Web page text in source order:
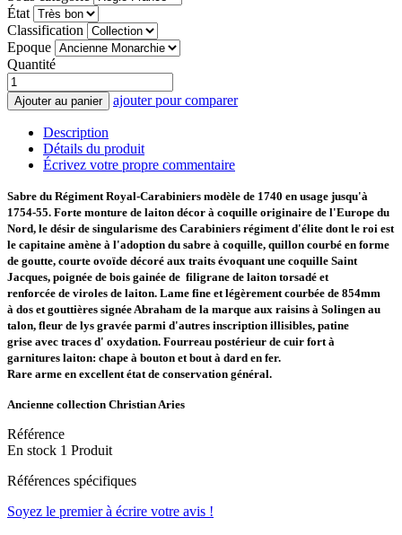
État
Classification
Epoque
Quantité
Ajouter au panier ajouter pour comparer
Description
Détails du produit
Écrivez votre propre commentaire
Sabre du Régiment Royal-Carabiniers modèle de 1740 en usage jusqu'à
1754-55. Forte monture de laiton décor à coquille originaire de l'Europe du
Nord, le désir de singularisme des Carabiniers régiment d'élite dont le roi est
le capitaine amène à l'adoption du sabre à coquille, quillon courbé en forme
de goutte, courte ovoïde décoré aux traits évoquant une coquille Saint
Jacques, poignée de bois gainée de filigrane de laiton torsadé et
renforcée de viroles de laiton. Lame fine et légèrement courbée de 854mm
à dos et gouttières signée Abraham de la marque aux raisins à Solingen au
talon, fleur de lys gravée parmi d'autres inscription illisibles, patine
grise avec traces d' oxydation. Fourreau postérieur de cuir fort à
garnitures laiton: chape à bouton et bout à dard en fer.
Rare arme en excellent état de conservation général.
Ancienne collection Christian Aries
Référence
En stock 1 Produit
Références spécifiques
Soyez le premier à écrire votre avis !